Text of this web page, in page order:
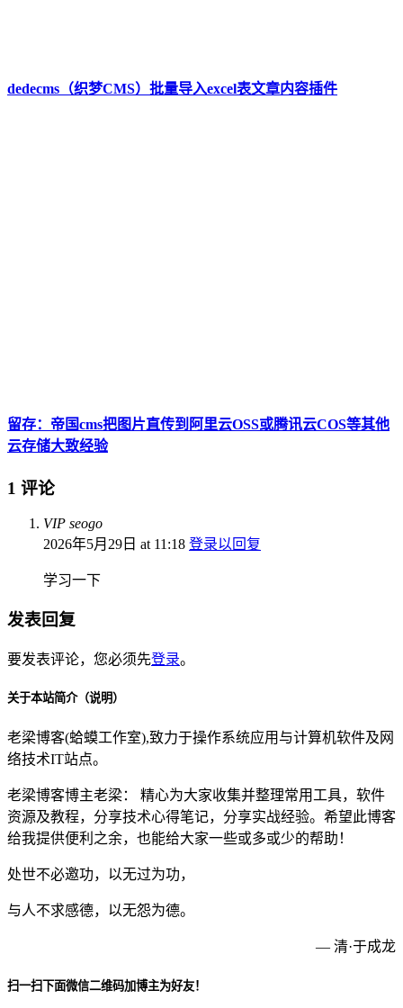
dedecms（织梦CMS）批量导入excel表文章内容插件
留存：帝国cms把图片直传到阿里云OSS或腾讯云COS等其他
云存储大致经验
1 评论
VIP seogo
2026年5月29日 at 11:18 登录以回复
学习一下
发表回复
要发表评论，您必须先登录。
关于本站简介（说明）
老梁博客(蛤蟆工作室),致力于操作系统应用与计算机软件及网
络技术IT站点。
老梁博客博主老梁： 精心为大家收集并整理常用工具，软件
资源及教程，分享技术心得笔记，分享实战经验。希望此博客
给我提供便利之余，也能给大家一些或多或少的帮助！
处世不必邀功，以无过为功，
与人不求感德，以无怨为德。
— 清·于成龙
扫一扫下面微信二维码加博主为好友！